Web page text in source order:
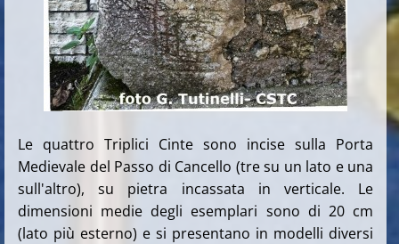
Le quattro Triplici Cinte sono incise sulla Porta
Medievale del Passo di Cancello (tre su un lato e una
sull'altro), su pietra incassata in verticale. Le
dimensioni medie degli esemplari sono di 20 cm
(lato più esterno) e si presentano in modelli diversi